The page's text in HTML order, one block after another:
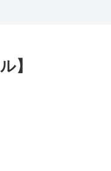
】